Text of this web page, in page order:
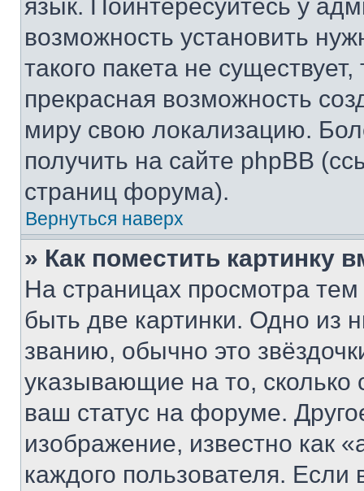
язык. Поинтересуйтесь у
возможность установить
такого пакета не
прекрасная возможность
миру свою локализацию.
получить на сайте phpBB
страниц форума).
Вернуться наверх
» Как поместить картинку
На страницах просмотра
быть две картинки. Одно из
званию, обычно это
указывающие на то,
ваш статус на форуме.
изображение, известно как
каждого пользователя.